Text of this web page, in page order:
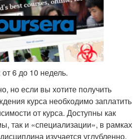
6 до 10 недель.
но если вы хотите получить
курса необходимо заплатить
от курса. Доступны как
так и «специализации», в рамках
изучается углубленно.